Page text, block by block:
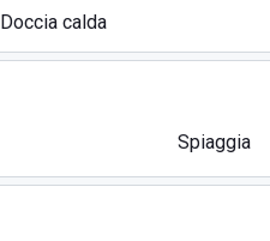
Doccia calda
Spiaggia